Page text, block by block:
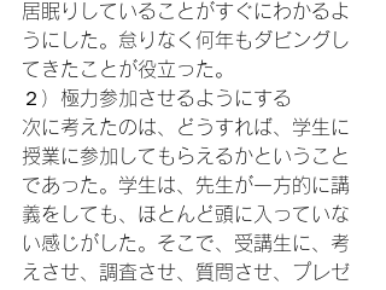
居眠りしていることがすぐにわかるよ
うにした。怠りなく何年もダビングし
てきたことが役立った。
２）極力参加させるようにする
次に考えたのは、どうすれば、学生に
授業に参加してもらえるかということ
であった。学生は、先生が一方的に講
義をしても、ほとんど頭に入っていな
い感じがした。そこで、受講生に、考
えさせ、調査させ、質問させ、プレゼ